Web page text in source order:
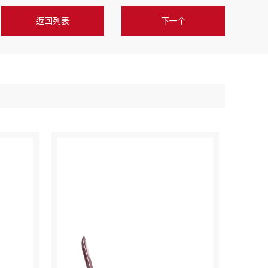
返回列表 下一个